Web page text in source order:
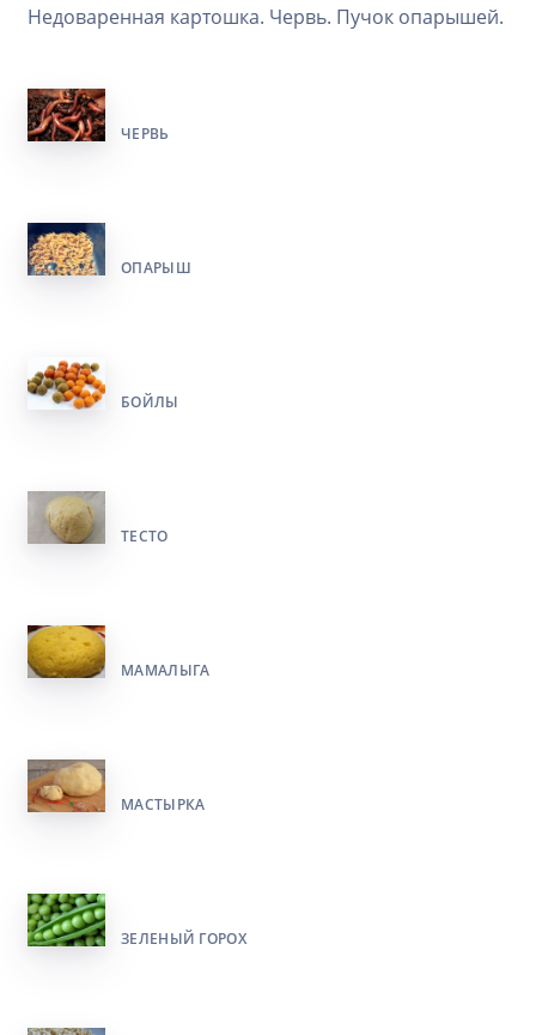
Недоваренная картошка. Червь. Пучок опарышей.
ЧЕРВЬ
ОПАРЫШ
БОЙЛЫ
ТЕСТО
МАМАЛЫГА
МАСТЫРКА
ЗЕЛЕНЫЙ ГОРОХ